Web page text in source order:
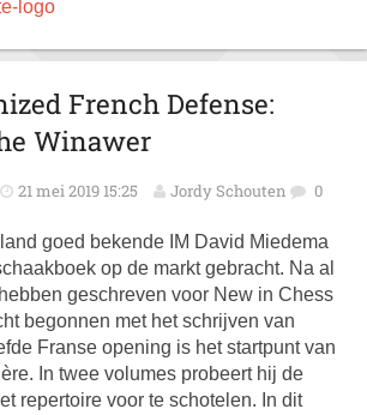
French Defense:
Winawer
21 mei 2019 15:25 Jordy Schouten 0
goed bekende IM David Miedema
op de markt gebracht. Na al
geschreven voor New in Chess
begonnen met het schrijven van
Franse opening is het startpunt van
In twee volumes probeert hij de
repertoire voor te schotelen. In dit